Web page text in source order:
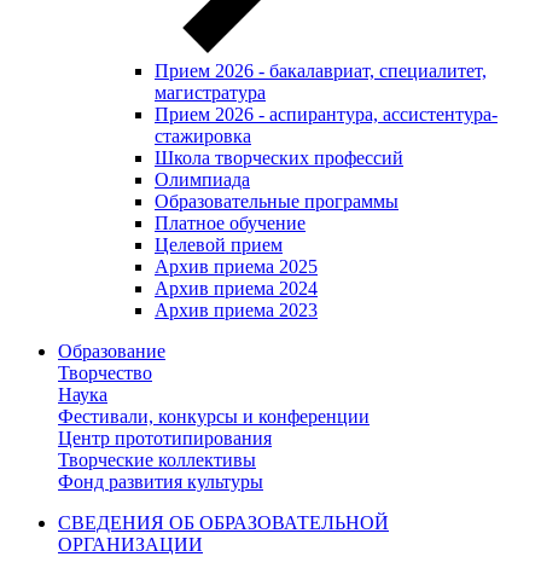
Прием 2026 - бакалавриат, специалитет,
магистратура
Прием 2026 - аспирантура, ассистентура-
стажировка
Школа творческих профессий
Олимпиада
Образовательные программы
Платное обучение
Целевой прием
Архив приема 2025
Архив приема 2024
Архив приема 2023
Образование
Творчество
Наука
Фестивали, конкурсы и конференции
Центр прототипирования
Творческие коллективы
Фонд развития культуры
СВЕДЕНИЯ ОБ ОБРАЗОВАТЕЛЬНОЙ
ОРГАНИЗАЦИИ